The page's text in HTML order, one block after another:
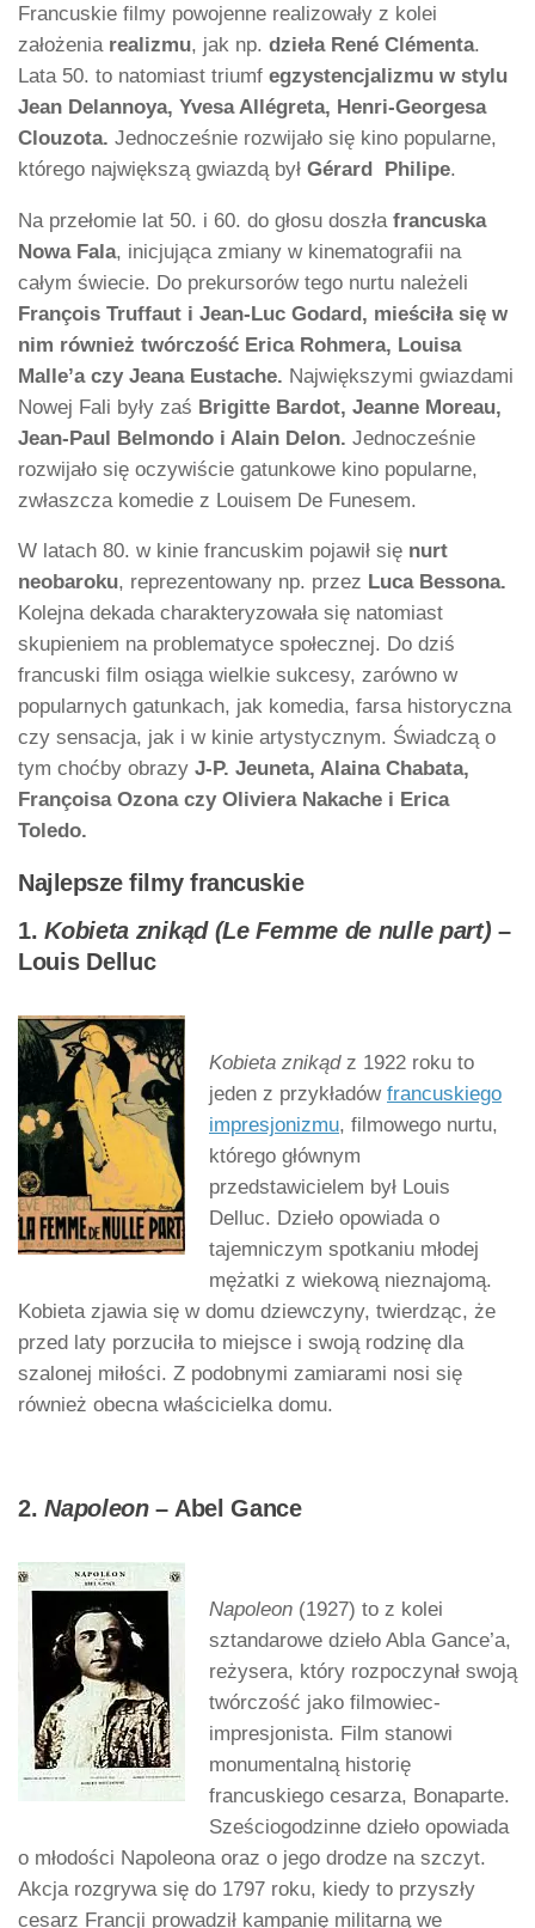
Francuskie filmy powojenne realizowały z kolei
założenia realizmu, jak np. dzieła René Clémenta.
Lata 50. to natomiast triumf egzystencjalizmu w stylu
Jean Delannoya, Yvesa Allégreta, Henri-Georgesa
Clouzota. Jednocześnie rozwijało się kino popularne,
którego największą gwiazdą był Gérard Philipe.
Na przełomie lat 50. i 60. do głosu doszła francuska
Nowa Fala, inicjująca zmiany w kinematografii na
całym świecie. Do prekursorów tego nurtu należeli
François Truffaut i Jean-Luc Godard, mieściła się w
nim również twórczość Erica Rohmera, Louisa
Malle’a czy Jeana Eustache. Największymi gwiazdami
Nowej Fali były zaś Brigitte Bardot, Jeanne Moreau,
Jean-Paul Belmondo i Alain Delon. Jednocześnie
rozwijało się oczywiście gatunkowe kino popularne,
zwłaszcza komedie z Louisem De Funesem.
W latach 80. w kinie francuskim pojawił się nurt
neobaroku, reprezentowany np. przez Luca Bessona.
Kolejna dekada charakteryzowała się natomiast
skupieniem na problematyce społecznej. Do dziś
francuski film osiąga wielkie sukcesy, zarówno w
popularnych gatunkach, jak komedia, farsa historyczna
czy sensacja, jak i w kinie artystycznym. Świadczą o
tym choćby obrazy J-P. Jeuneta, Alaina Chabata,
Françoisa Ozona czy Oliviera Nakache i Erica
Toledo.
Najlepsze filmy francuskie
1.Kobieta znikąd (Le Femme de nulle part) –
Louis Delluc
Kobieta znikądz 1922 roku to
jeden z przykładów francuskiego
impresjonizmu, filmowego nurtu,
którego głównym
przedstawicielem był Louis
Delluc. Dzieło opowiada o
tajemniczym spotkaniu młodej
mężatki z wiekową nieznajomą.
Kobieta zjawia się w domu dziewczyny, twierdząc, że
przed laty porzuciła to miejsce i swoją rodzinę dla
szalonej miłości. Z podobnymi zamiarami nosi się
również obecna właścicielka domu.
2.Napoleon– Abel Gance
Napoleon (1927) to z kolei
sztandarowe dzieło Abla Gance’a,
reżysera, który rozpoczynał swoją
twórczość jako filmowiec-
impresjonista. Film stanowi
monumentalną historię
francuskiego cesarza, Bonaparte.
Sześciogodzinne dzieło opowiada
o młodości Napoleona oraz o jego drodze na szczyt.
Akcja rozgrywa się do 1797 roku, kiedy to przyszły
cesarz Francji prowadził kampanię militarną we